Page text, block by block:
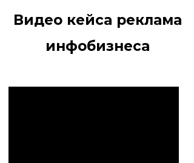
Видео кейса реклама
инфобизнеса